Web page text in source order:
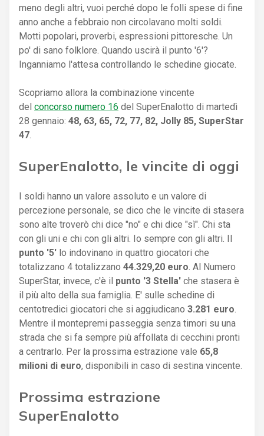
meno degli altri, vuoi perché dopo le folli spese di fine
anno anche a febbraio non circolavano molti soldi.
Motti popolari, proverbi, espressioni pittoresche. Un
po' di sano folklore. Quando uscirà il punto '6'?
Inganniamo l'attesa controllando le schedine giocate.
Scopriamo allora la combinazione vincente
del concorso numero 16 del SuperEnalotto di martedì
28 gennaio: 48, 63, 65, 72, 77, 82, Jolly 85, SuperStar
47
SuperEnalotto, le vincite di oggi
I soldi hanno un valore assoluto e un valore di
percezione personale, se dico che le vincite di stasera
sono alte troverò chi dice "no" e chi dice "sì". Chi sta
con gli uni e chi con gli altri. Io sempre con gli altri. Il
punto '5' lo indovinano in quattro giocatori che
totalizzano 4 totalizzano 44.329,20 euro . Al Numero
SuperStar, invece, c'è il punto '3 Stella' che stasera è
il più alto della sua famiglia. E' sulle schedine di
centotredici giocatori che si aggiudicano 3.281 euro
Mentre il montepremi passeggia senza timori su una
strada che si fa sempre più affollata di cecchini pronti
a centrarlo. Per la prossima estrazione vale 65,8
milioni di euro, disponibili in caso di sestina vincente.
Prossima estrazione
SuperEnalotto